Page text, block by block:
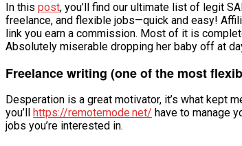
VĂN BẢN
In this post, you’ll find our ultimate list of legit
freelance, and flexible jobs—quick and easy!
link you earn a commission. Most of it is
Absolutely miserable dropping her baby off at
Freelance writing (one of the most
Desperation is a great motivator, it’s what kept
you’ll https://remotemode.net/ have to manage
jobs you’re interested in.